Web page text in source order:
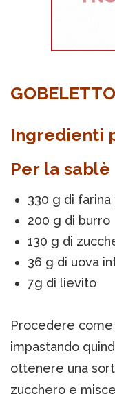
Ingredienti
Per la sablè
330 g di
200 g di burro
130 g di
36 g di uova
7g di lievito
Procedere come
impastando
ottenere una
zucchero e